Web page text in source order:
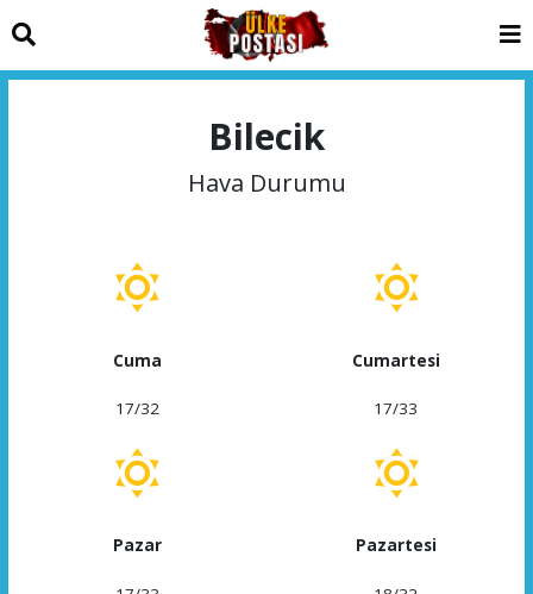
Bilecik
Hava Durumu
Cuma
17/32
Cumartesi
17/33
Pazar Pazartesi